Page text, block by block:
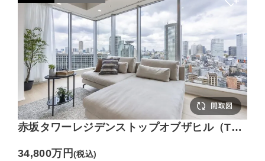
赤坂タワーレジデンストップオブザヒル（Top
34,800万円(税込)